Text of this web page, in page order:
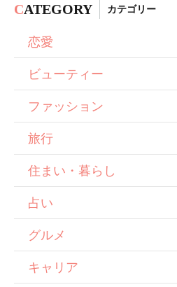
CATEGORY カテゴリー
恋愛
ビューティー
ファッション
旅行
住まい・暮らし
占い
グルメ
キャリア